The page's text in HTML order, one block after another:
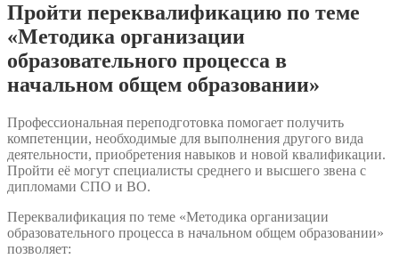
Пройти переквалификацию по теме
«Методика организации
образовательного процесса в
начальном общем образовании»
Профессиональная переподготовка помогает получить
компетенции, необходимые для выполнения другого вида
деятельности, приобретения навыков и новой квалификации.
Пройти её могут специалисты среднего и высшего звена с
дипломами СПО и ВО.
Переквалификация по теме «Методика организации
образовательного процесса в начальном общем образовании»
позволяет: